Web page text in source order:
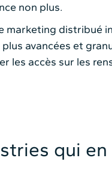
non plus.
marketing distribué
avancées et
les accès sur les
qui en